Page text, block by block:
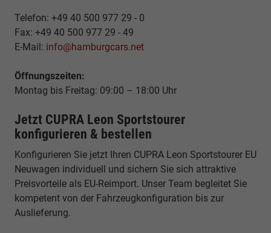
Telefon: +49 40 500 977 29 - 0
Fax: +49 40 500 977 29 - 49
E-Mail: info@hamburgcars.net
Öffnungszeiten:
Montag bis Freitag: 09:00 – 18:00 Uhr
Jetzt CUPRA Leon Sportstourer
konfigurieren & bestellen
Konfigurieren Sie jetzt Ihren CUPRA Leon Sportstourer EU
Neuwagen individuell und sichern Sie sich attraktive
Preisvorteile als EU-Reimport. Unser Team begleitet Sie
kompetent von der Fahrzeugkonfiguration bis zur
Auslieferung.